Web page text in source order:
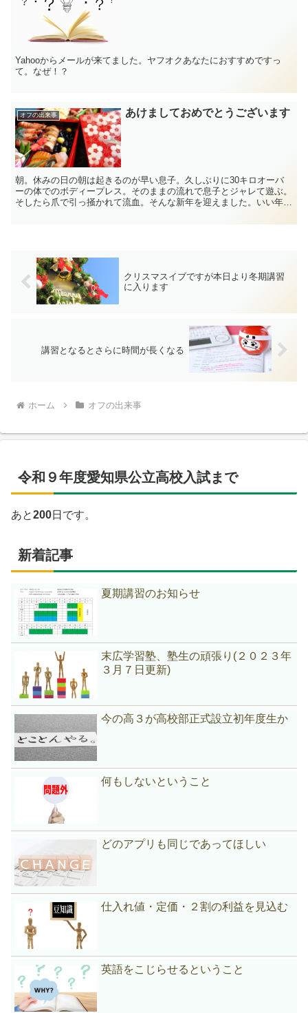
Yahooからメールが来てました。ヤフオクあなたにおすすめですっ
て。なぜ！？
オフの出来事 あけましておめでとうございます
朝。休みの日の朝は起きるのが早い息子。久しぶりに30キロオーバ
ーの体でのボディープレス。そのままの流れで息子とジャレて遊ぶ。
そしたら爪で引っ掻かれて流血。そんな新年を迎えました。いい年に
クリスマスイブですが本日より冬期講習
に入ります
講習となるとさらに時間が長くなる
ホーム オフの出来事
令和９年度愛知県公立高校入試まで
あと200日です。
新着記事
夏期講習のお知らせ
末広学習塾、塾生の頑張り(２０２３年
３月７日更新)
今の高３が高校部正式設立初年度生か
何もしないということ
どのアプリも同じであってほしい
仕入れ値・定価・２割の利益を見込む
英語をこじらせるということ